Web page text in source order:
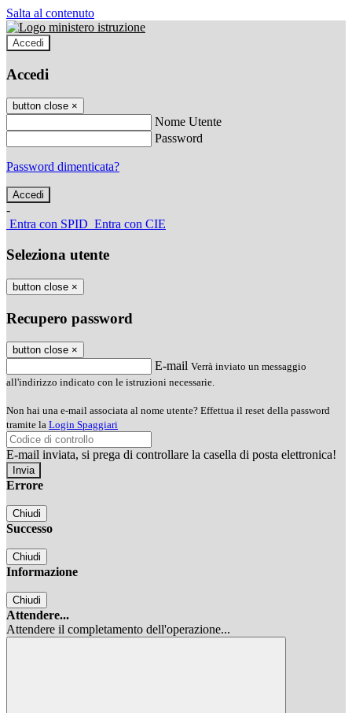
Salta al contenuto
Accedi
Accedi
button close ×
Nome Utente
Password
Password dimenticata?
-
Entra con SPID Entra con CIE
Seleziona utente
button close ×
Recupero password
button close ×
E-mail Verrà inviato un messaggio
all'indirizzo indicato con le istruzioni necessarie.
Non hai una e-mail associata al nome utente? Effettua il reset della password
tramite la Login Spaggiari
E-mail inviata, si prega di controllare la casella di posta elettronica!
Errore
Chiudi
Successo
Chiudi
Informazione
Chiudi
Attendere...
Attendere il completamento dell'operazione...